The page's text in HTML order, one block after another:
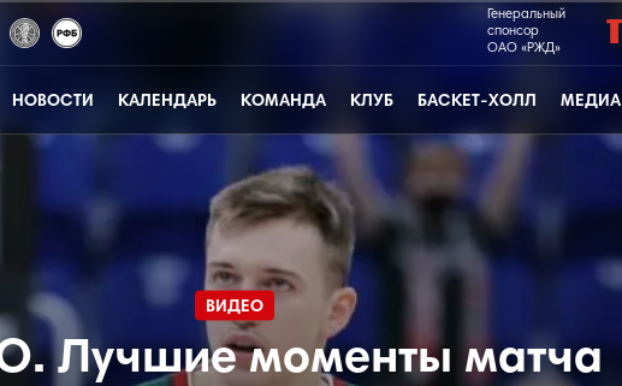
Генеральный
спонсор
ОАО «РЖД»
НОВОСТИ КАЛЕНДАРЬ КОМАНДА КЛУБ БАСКЕТ-ХОЛЛ МЕДИА
ВИДЕО
Лучшие моменты матча